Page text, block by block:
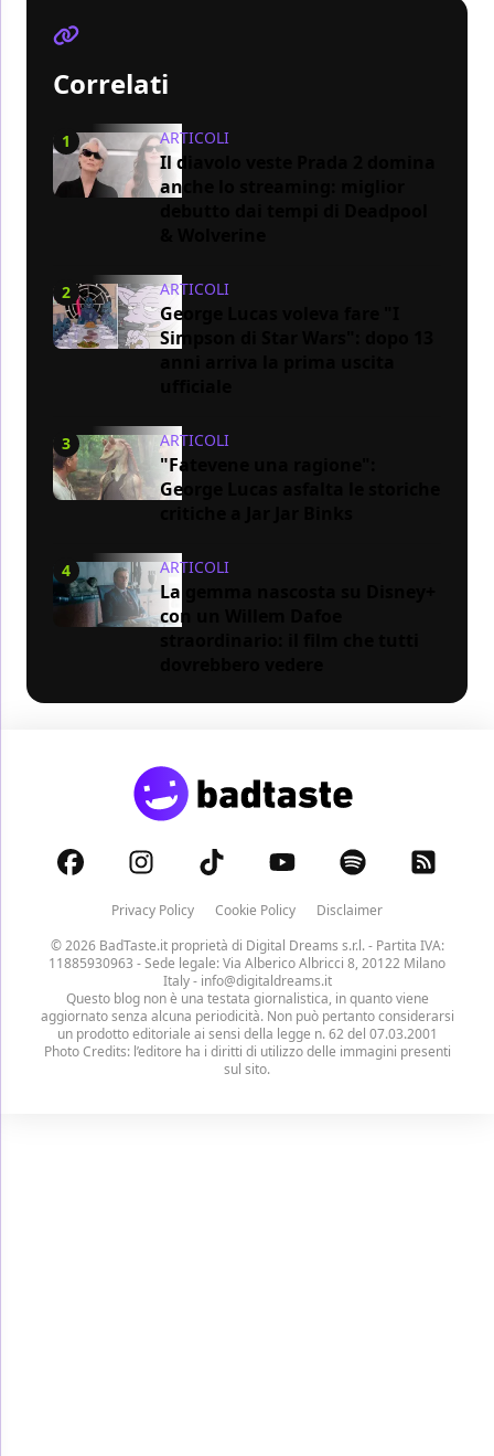
Correlati
1 ARTICOLI
Il diavolo veste Prada 2 domina
anche lo streaming: miglior
2 ARTICOLI
George Lucas voleva fare "I
Simpson di Star Wars": dopo 13
3 ARTICOLI
"Fatevene una ragione":
George Lucas asfalta le storiche
4 ARTICOLI
La gemma nascosta su Disney+
con un Willem Dafoe
Privacy Policy Cookie Policy
Disclaimer
© 2026 BadTaste.it proprietà di Digital Dreams s.r.l.- Partita IVA:
11885930963 - Sede legale: Via Alberico Albricci 8, 20122 Milano
Italy - info@digitaldreams.it
Questo blog non è una testata giornalistica, in quanto viene
aggiornato senza alcuna periodicità. Non può pertanto considerarsi
un prodotto editoriale ai sensi della legge n. 62 del 07.03.2001
Photo Credits: l’editore ha i diritti di utilizzo delle immagini presenti
sul sito.